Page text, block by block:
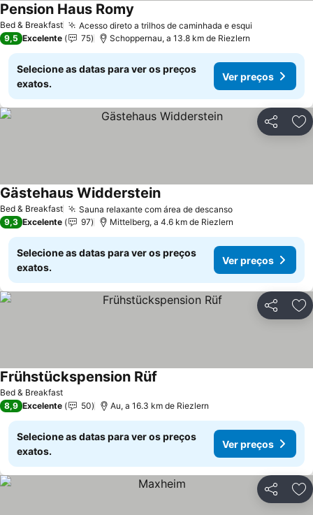
Bed & Breakfast Acesso direto a trilhos de caminhada e esqui
Pension Haus Romy
9,5 Excelente 75 Schoppernau, a 13.8 km de Riezlern
Selecione as datas para ver os preços
exatos.
Ver preços
Partilhar
Bed & Breakfast Sauna relaxante com área de descansoVer preços
Gästehaus WiddersteinVer preços
9,3 Excelente 97 Mittelberg, a 4.6 km de Riezlern
Selecione as datas para ver os preços
exatos.
Ver preços
Partilhar
Bed & Breakfast
Frühstückspension Rüf
8,9 Excelente 50 Au, a 16.3 km de Riezlern
Selecione as datas para ver os preços
exatos.
Ver preços
Partilhar